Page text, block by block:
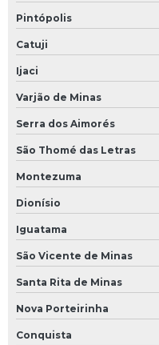
Pintópolis
Catuji
Ijaci
Varjão de Minas
Serra dos Aimorés
São Thomé das Letras
Montezuma
Dionísio
Iguatama
São Vicente de Minas
Santa Rita de Minas
Nova Porteirinha
Conquista